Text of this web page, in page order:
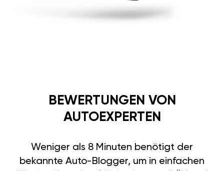
BEWERTUNGEN VON
AUTOEXPERTEN
Weniger als 8 Minuten benötigt der
bekannte Auto-Blogger, um in einfachen